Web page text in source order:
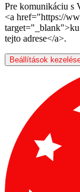
Pre komunikáciu s
<a href="https://
tejto adrese</a>.
Beállítások